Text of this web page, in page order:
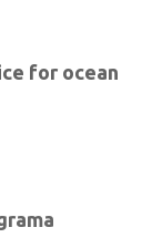
for ocean